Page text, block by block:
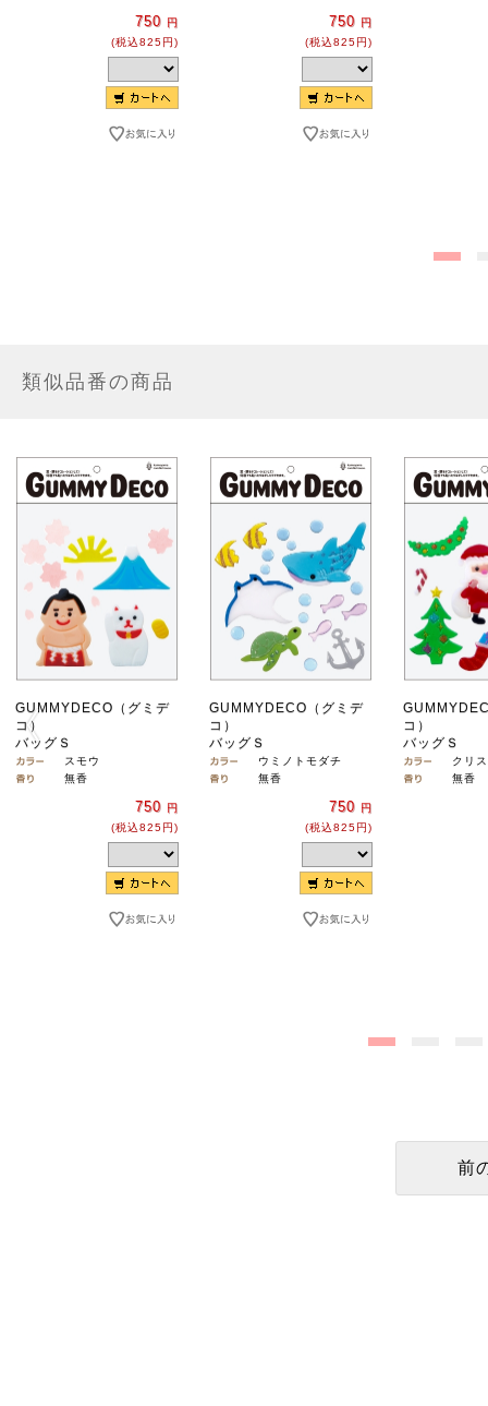
750 円
(税込825円)
750 円
(税込825円)
類似品番の商品
GUMMYDECO（グミデ
コ）
バッグＳ
スモウ
無香
750 円
(税込825円)
GUMMYDECO（グミデ
コ）
バッグＳ
ウミノトモダチ
無香
750 円
(税込825円)
コ）
バッグＳ
クリ
無香